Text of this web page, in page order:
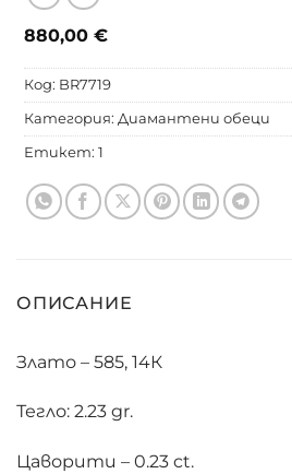
880,00€
Код: BR7719
Категория:Диамантени обеци
Етикет:1
ОПИСАНИЕ
Злато – 585, 14К
Тегло: 2.23 gr.
Цаворити – 0.23 ct.